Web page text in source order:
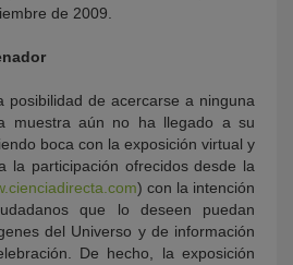
de 2009.
posibilidad de acercarse a ninguna
muestra aún no ha llegado a su
boca con la exposición virtual y
la participación ofrecidos desde la
) con la intención
que lo deseen puedan
del Universo y de información
De hecho, la exposición